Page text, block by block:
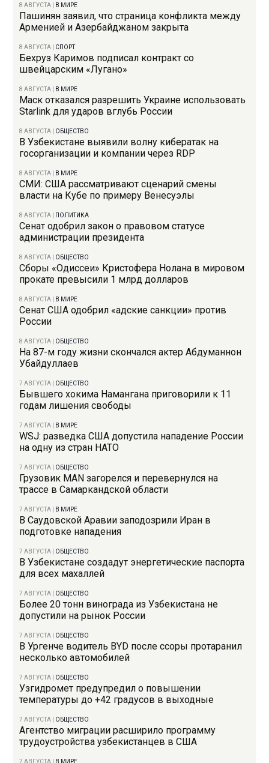
8 АВГУСТА В МИРЕ
Пашинян заявил, что страница конфликта между
Арменией и Азербайджаном закрыта
8 АВГУСТА СПОРТ
Бехруз Каримов подписал контракт со
швейцарским «Лугано»
8 АВГУСТА В МИРЕ
Маск отказался разрешить Украине использовать
Starlink для ударов вглубь России
8 АВГУСТА ОБЩЕСТВО
В Узбекистане выявили волну кибератак на
госорганизации и компании через RDP
8 АВГУСТА В МИРЕ
СМИ: США рассматривают сценарий смены
власти на Кубе по примеру Венесуэлы
8 АВГУСТА ПОЛИТИКА
Сенат одобрил закон о правовом статусе
администрации президента
8 АВГУСТА ОБЩЕСТВО
Сборы «Одиссеи» Кристофера Нолана в мировом
прокате превысили 1 млрд долларов
8 АВГУСТА В МИРЕ
Сенат США одобрил «адские санкции» против
России
8 АВГУСТА ОБЩЕСТВО
На 87-м году жизни скончался актер Абдуманнон
Убайдуллаев
7 АВГУСТА ОБЩЕСТВО
Бывшего хокима Намангана приговорили к 11
годам лишения свободы
7 АВГУСТА В МИРЕ
WSJ: разведка США допустила нападение России
на одну из стран НАТО
7 АВГУСТА ОБЩЕСТВО
Грузовик MAN загорелся и перевернулся на
трассе в Самаркандской области
7 АВГУСТА В МИРЕ
В Саудовской Аравии заподозрили Иран в
подготовке нападения
7 АВГУСТА ОБЩЕСТВО
В Узбекистане создадут энергетические паспорта
для всех махаллей
7 АВГУСТА ОБЩЕСТВО
Более 20 тонн винограда из Узбекистана не
допустили на рынок России
7 АВГУСТА ОБЩЕСТВО
В Ургенче водитель BYD после ссоры протаранил
несколько автомобилей
7 АВГУСТА ОБЩЕСТВО
Узгидромет предупредил о повышении
температуры до +42 градусов в выходные
7 АВГУСТА ОБЩЕСТВО
Агентство миграции расширило программу
трудоустройства узбекистанцев в США
7 АВГУСТА В МИРЕ